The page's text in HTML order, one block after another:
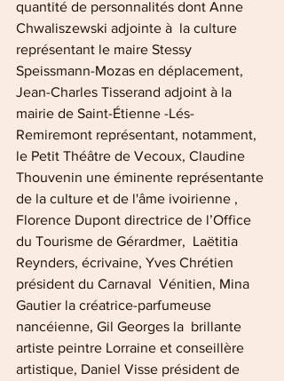
quantité de personnalités dont Anne
Chwaliszewski adjointe à  la culture
représentant le maire Stessy
Speissmann-Mozas en déplacement,
Jean-Charles Tisserand adjoint à la
mairie de Saint-Étienne -Lés-
Remiremont représentant, notamment,
le Petit Théâtre de Vecoux, Claudine
Thouvenin une éminente représentante
de la culture et de l'âme ivoirienne ,
Florence Dupont directrice de l’Office
du Tourisme de Gérardmer,  Laëtitia
Reynders, écrivaine, Yves Chrétien
président du Carnaval  Vénitien, Mina
Gautier la créatrice-parfumeuse
nancéienne, Gil Georges la  brillante
artiste peintre Lorraine et conseillère
artistique, Daniel Visse président de